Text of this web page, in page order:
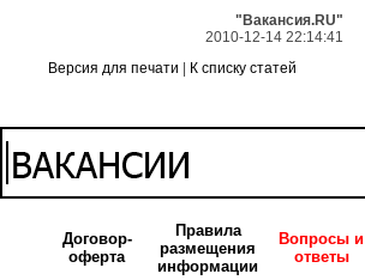
"Вакансия.RU"
2010-12-14 22:14:41
Версия для печати
К списку статей
Договор-
оферта
Правила
размещения
информации
Вопросы и
ответы